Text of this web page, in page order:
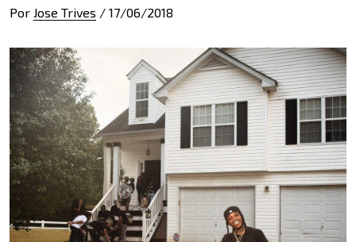
Por Jose Trives / 17/06/2018